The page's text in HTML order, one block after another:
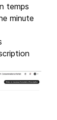
temps
minute